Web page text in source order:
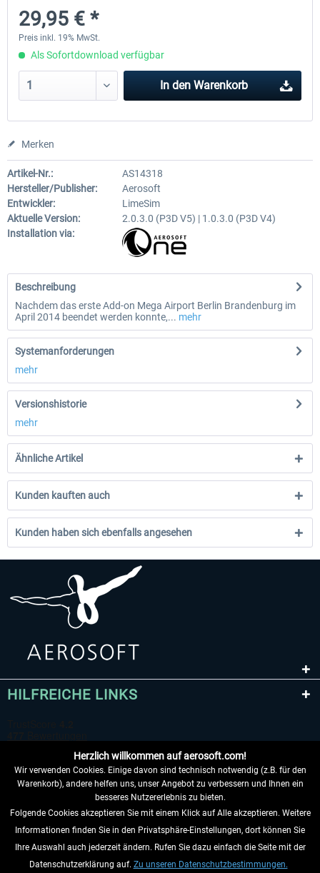
11,90 € *
29,95 € *
Preis inkl. 19% MwSt.
Als Sofortdownload verfügbar
In den Warenkorb
Merken
Artikel-Nr.:
AS14318
Hersteller/Publisher:
Aerosoft
Entwickler:
LimeSim
Aktuelle Version:
2.0.3.0 (P3D V5) | 1.0.3.0 (P3D V4)
Installation via:
Beschreibung
Nachdem das erste Add-on Mega Airport Berlin Brandenburg im
April 2014 beendet werden konnte,... mehr
Systemanforderungen
mehr
Versionshistorie
mehr
Ähnliche Artikel
Kunden kauften auch
Kunden haben sich ebenfalls angesehen
HILFREICHE LINKS
VERTRAG WIDERRUFEN
INFORMATIONEN
Herzlich willkommen auf aerosoft.com!
Wir verwenden Cookies. Einige davon sind technisch notwendig (z.B. für den
Warenkorb), andere helfen uns, unser Angebot zu verbessern und Ihnen ein
besseres Nutzererlebnis zu bieten.
Folgende Cookies akzeptieren Sie mit einem Klick auf Alle akzeptieren. Weitere
Informationen finden Sie in den Privatsphäre-Einstellungen, dort können Sie
Ihre Auswahl auch jederzeit ändern. Rufen Sie dazu einfach die Seite mit der
Datenschutzerklärung auf. Zu unseren Datenschutzbestimmungen.